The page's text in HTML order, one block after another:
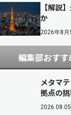
【解説
か
2026年8月
編集部おすす
メタマ
拠点の
2026.08.05